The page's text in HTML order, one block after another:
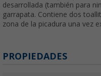
desarrollada (también para
garrapata. Contiene dos
zona de la picadura una vez
PROPIEDADES